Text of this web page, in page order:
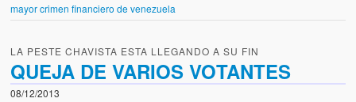
mayor crimen financiero de venezuela
LA PESTE CHAVISTA ESTA LLEGANDO A SU FIN
QUEJA DE VARIOS VOTANTES
08/12/2013